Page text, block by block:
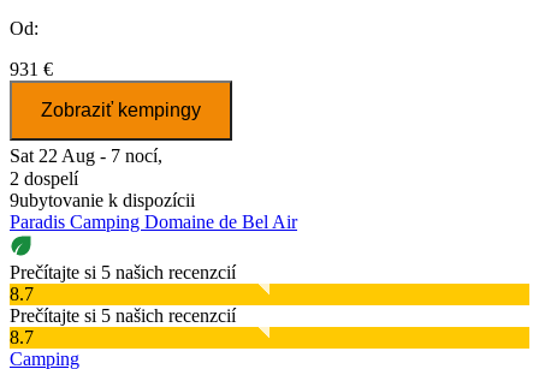
Od:
931 €
Zobraziť kempingy
Sat 22 Aug - 7 nocí,
2 dospelí
9ubytovanie k dispozícii
Paradis Camping Domaine de Bel Air
Prečítajte si 5 našich recenzcií
8.7
Prečítajte si 5 našich recenzcií
8.7
Camping